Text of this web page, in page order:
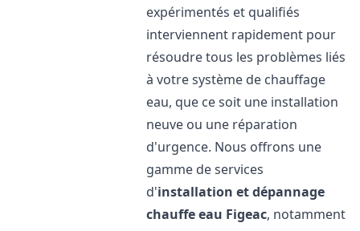
expérimentés et qualifiés
interviennent rapidement pour
résoudre tous les problèmes liés
à votre système de chauffage
eau, que ce soit une installation
neuve ou une réparation
d'urgence. Nous offrons une
gamme de services
d'installation et dépannage
chauffe eau Figeac, notamment